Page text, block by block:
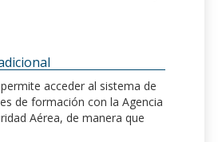
acceder al sistema de
de formación con la Agencia
Aérea, de manera que